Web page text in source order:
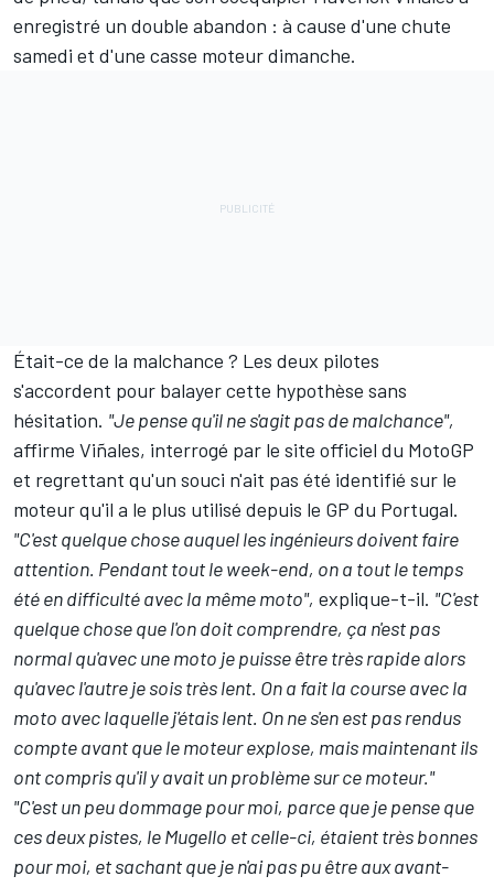
enregistré un double abandon : à cause d'une chute
samedi et d'une casse moteur dimanche.
Était-ce de la malchance ? Les deux pilotes
s'accordent pour balayer cette hypothèse sans
hésitation. "Je pense qu'il ne s'agit pas de malchance",
affirme Viñales, interrogé par le site officiel du MotoGP
et regrettant qu'un souci n'ait pas été identifié sur le
moteur qu'il a le plus utilisé depuis le GP du Portugal.
"C'est quelque chose auquel les ingénieurs doivent faire
attention. Pendant tout le week-end, on a tout le temps
été en difficulté avec la même moto", explique-t-il. "C'est
quelque chose que l'on doit comprendre, ça n'est pas
normal qu'avec une moto je puisse être très rapide alors
qu'avec l'autre je sois très lent. On a fait la course avec la
moto avec laquelle j'étais lent. On ne s'en est pas rendus
compte avant que le moteur explose, mais maintenant ils
ont compris qu'il y avait un problème sur ce moteur."
"C'est un peu dommage pour moi, parce que je pense que
ces deux pistes, le Mugello et celle-ci, étaient très bonnes
pour moi, et sachant que je n'ai pas pu être aux avant-